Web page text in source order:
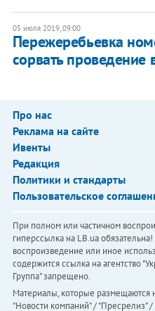
05 июля 2019, 09:00
Пережеребьевка
сорвать проведение
Про нас
Реклама на сайте
Ивенты
Редакция
Политики и стандарты
Пользовательское
При полном или частичном
гиперссылка на LB.ua
воспроизведение или иное
содержится ссылка на агентство
Группа" запрещено.
Материалы, которые размещаются
"Новости компаний" / "Пресрелиз"